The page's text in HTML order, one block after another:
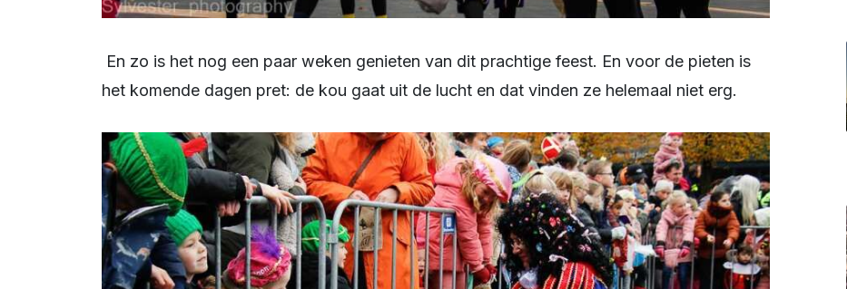
En zo is het nog een paar weken genieten van dit prachtige feest. En voor de pieten is
het komende dagen pret: de kou gaat uit de lucht en dat vinden ze helemaal niet erg.